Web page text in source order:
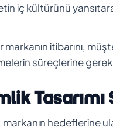
iç kültürünü
itibarını,
süreçlerine
Tasarımı
markanın hedeflerine